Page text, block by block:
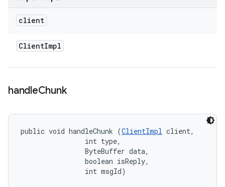
client
ClientImpl
handleChunk
public void handleChunk (ClientImpl client,
                int type,
                ByteBuffer data,
                boolean isReply,
                int msgId)